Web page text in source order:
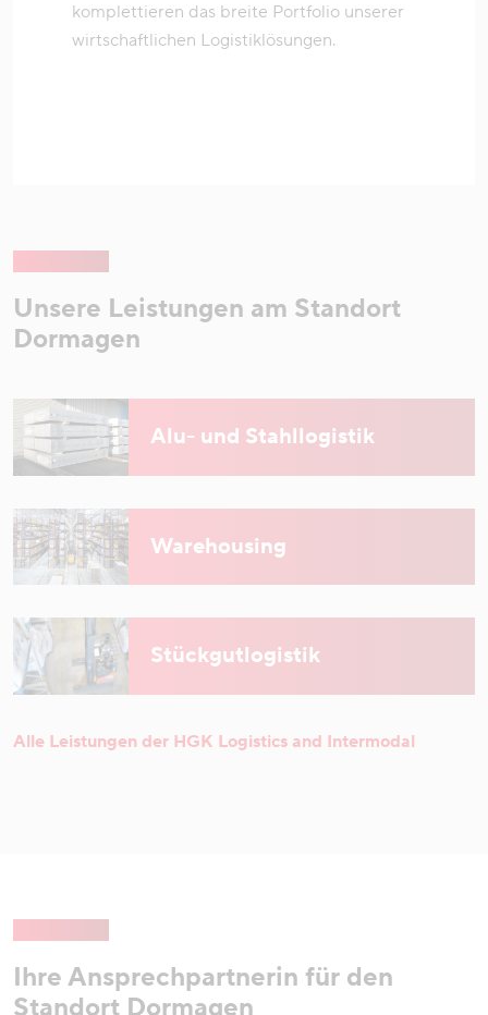
komplettieren das breite Portfolio unserer
wirtschaftlichen Logistiklösungen.
Unsere Leistungen am Standort
Dormagen
Alu- und Stahllogistik
Warehousing
Stückgutlogistik
Alle Leistungen der HGK Logistics and Intermodal
Ihre Ansprechpartnerin für den
Standort Dormagen